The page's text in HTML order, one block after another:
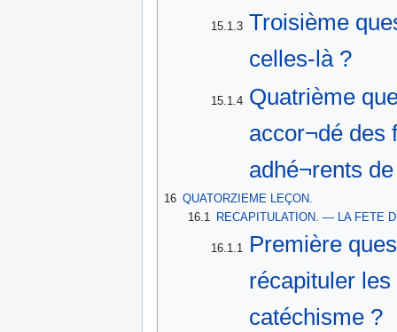
15.1.3 Troisième
celles-là ?
15.1.4 Quatrième
accor¬dé des
adhé¬rents
16 QUATORZIEME LEÇON.
16.1
RECAPITULATION. — LA FETE
16.1.1 Première
récapituler
catéchisme ?